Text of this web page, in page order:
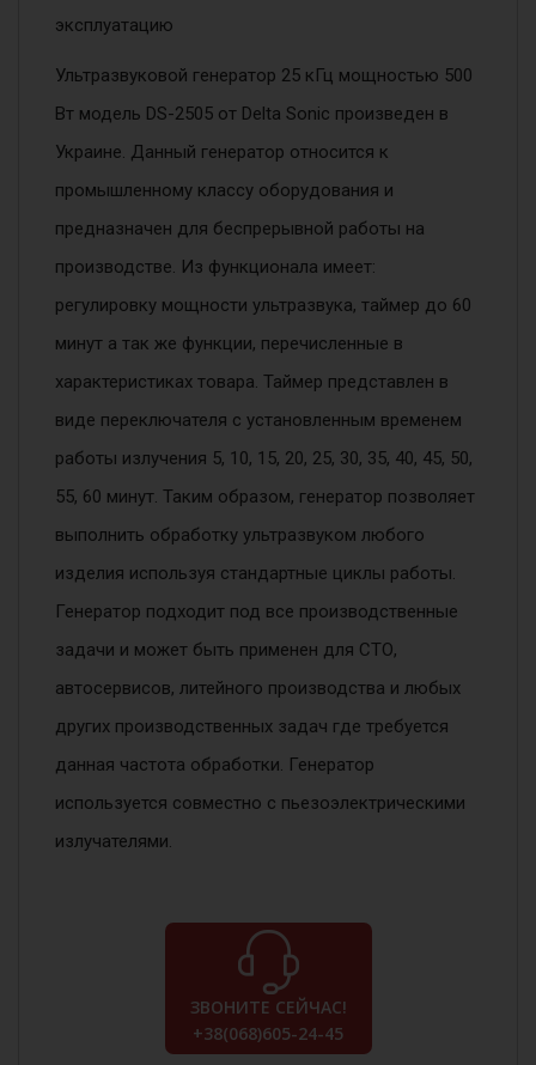
эксплуатацию
Ультразвуковой генератор 25 кГц мощностью 500
Вт модель DS-2505 от Delta Sonic произведен в
Украине. Данный генератор относится к
промышленному классу оборудования и
предназначен для беспрерывной работы на
производстве. Из функционала имеет:
регулировку мощности ультразвука, таймер до 60
минут а так же функции, перечисленные в
характеристиках товара. Таймер представлен в
виде переключателя с установленным временем
работы излучения 5, 10, 15, 20, 25, 30, 35, 40, 45, 50,
55, 60 минут. Таким образом, генератор позволяет
выполнить обработку ультразвуком любого
изделия используя стандартные циклы работы.
Генератор подходит под все производственные
задачи и может быть применен для СТО,
автосервисов, литейного производства и любых
других производственных задач где требуется
данная частота обработки. Генератор
используется совместно с пьезоэлектрическими
излучателями.
ЗВОНИТЕ СЕЙЧАС!
+38(068)605-24-45